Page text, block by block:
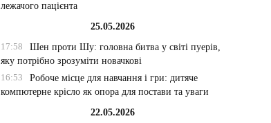
лежачого пацієнта
25.05.2026
17:58
Шен проти Шу: головна битва у світі пуерів,
яку потрібно зрозуміти новачкові
16:53
Робоче місце для навчання і гри: дитяче
компютерне крісло як опора для постави та уваги
22.05.2026